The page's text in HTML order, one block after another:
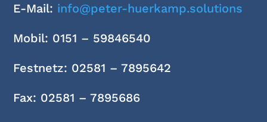
E-Mail: info@peter-huerkamp.solutions
Mobil: 0151 – 59846540
Festnetz: 02581 – 7895642
Fax: 02581 – 7895686